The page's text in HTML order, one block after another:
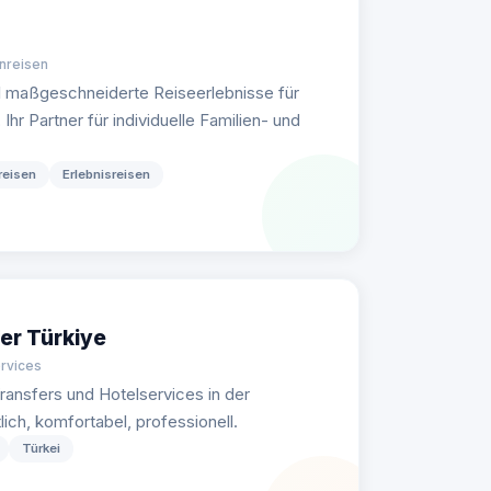
maßgeschneiderte Reiseerlebnisse für
Partner für individuelle Familien- und
Erlebnisreisen
Türkiye
und Hotelservices in der
komfortabel, professionell.
Türkei